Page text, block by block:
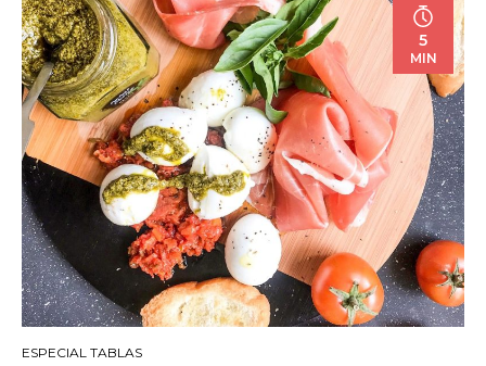
5
MIN
ESPECIAL TABLAS